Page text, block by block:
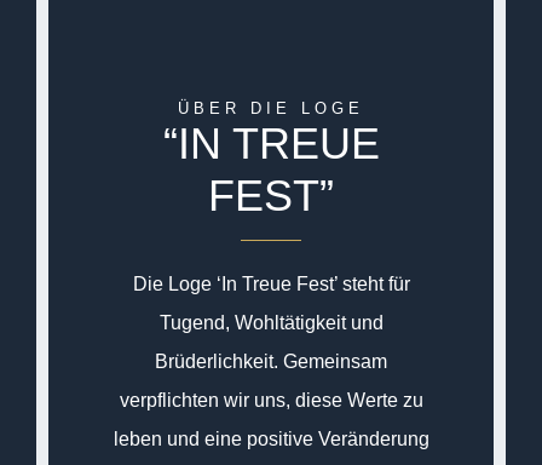
ÜBER DIE LOGE
“IN TREUE
FEST”
Die Loge ‘In Treue Fest’ steht für
Tugend, Wohltätigkeit und
Brüderlichkeit. Gemeinsam
verpflichten wir uns, diese Werte zu
leben und eine positive Veränderung